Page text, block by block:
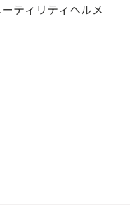
ティリティヘルメ